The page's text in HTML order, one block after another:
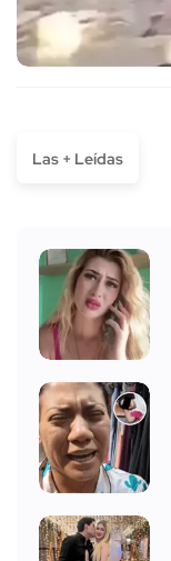
Las + Leídas